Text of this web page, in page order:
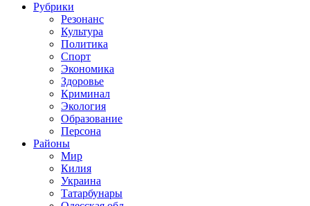
Рубрики
Резонанс
Культура
Политика
Спорт
Экономика
Здоровье
Криминал
Экология
Образование
Персона
Районы
Мир
Килия
Украина
Татарбунары